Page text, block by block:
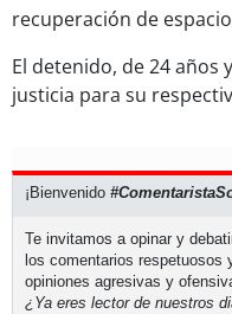
recuperación de
El detenido, de 24 años
justicia para su
¡Bienvenido
Te invitamos a opinar y
los comentarios
opiniones agresivas y
¿Ya eres lector de nuestros